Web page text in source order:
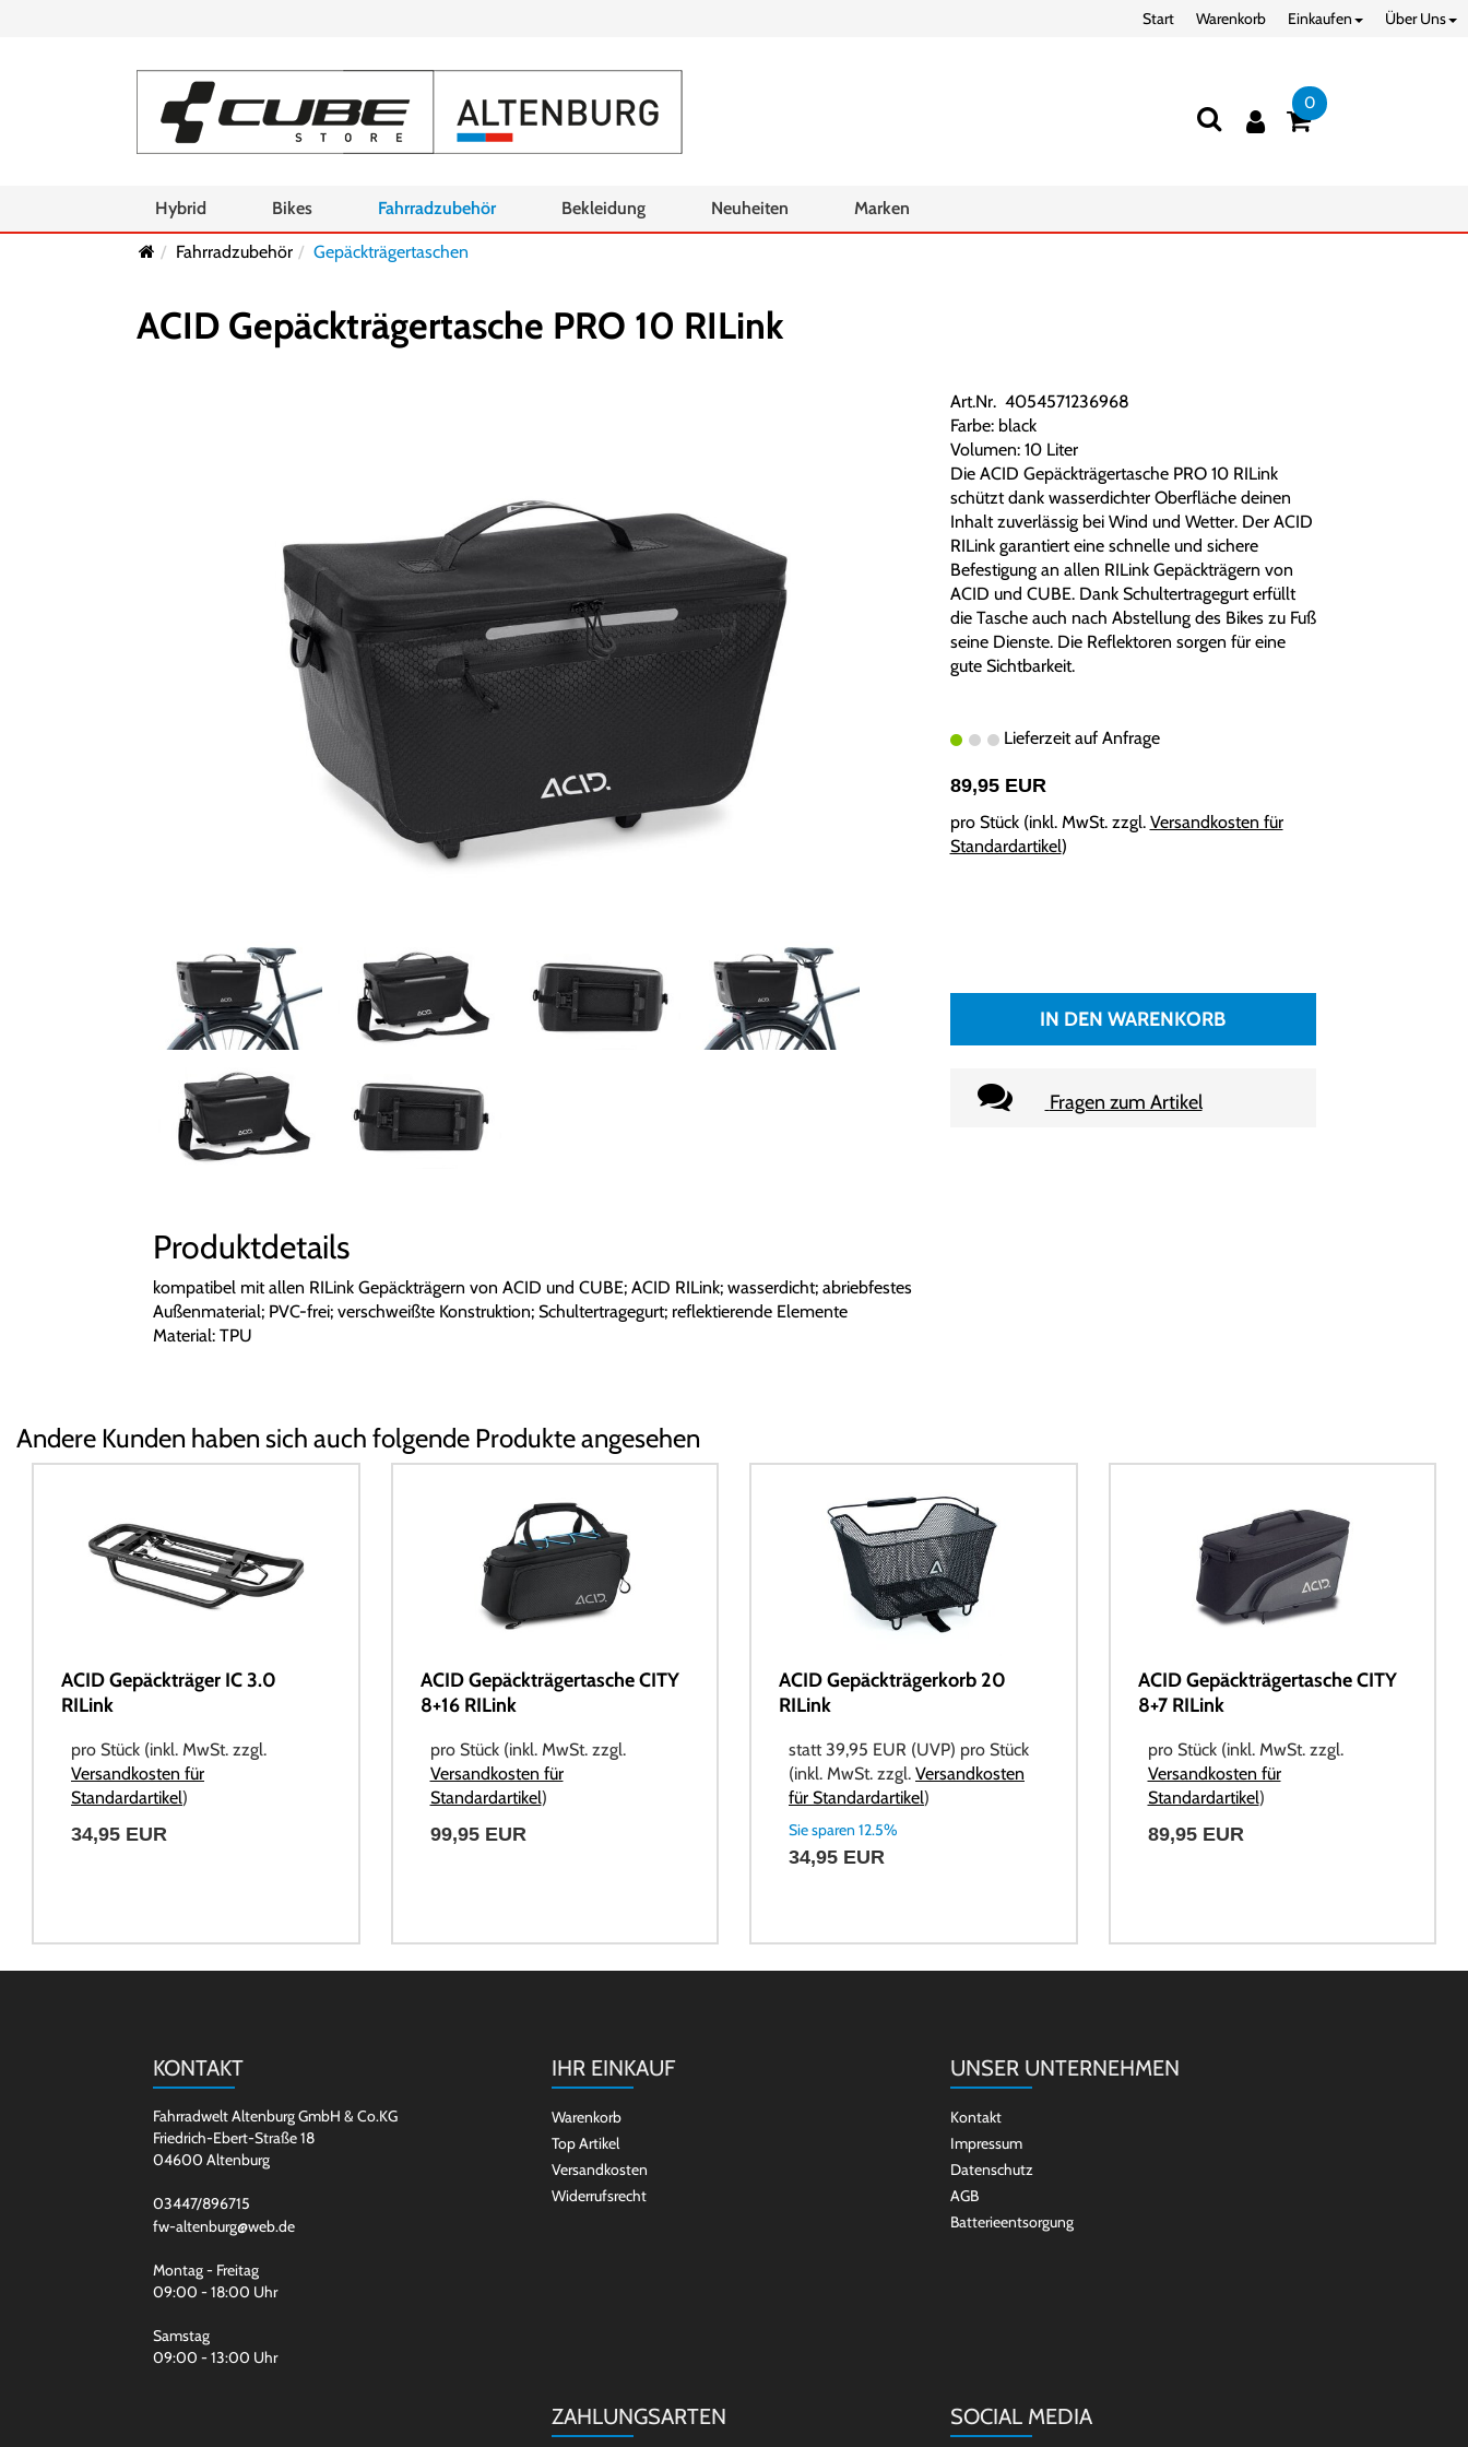
Start Warenkorb Einkaufen Über Uns
0
Hybrid Bikes Fahrradzubehör Bekleidung Neuheiten Marken
Fahrradzubehör Gepäckträgertaschen
ACID Gepäckträgertasche PRO 10 RILink
Produktdetails
kompatibel mit allen RILink Gepäckträgern von ACID und CUBE; ACID RILink; wasserdicht; abriebfestes
Außenmaterial; PVC-frei; verschweißte Konstruktion; Schultertragegurt; reflektierende Elemente
Material: TPU
Art.Nr. 4054571236968
Farbe: black
Volumen: 10 Liter
Die ACID Gepäckträgertasche PRO 10 RILink
schützt dank wasserdichter Oberfläche deinen
Inhalt zuverlässig bei Wind und Wetter. Der ACID
RILink garantiert eine schnelle und sichere
Befestigung an allen RILink Gepäckträgern von
ACID und CUBE. Dank Schultertragegurt erfüllt
die Tasche auch nach Abstellung des Bikes zu Fuß
seine Dienste. Die Reflektoren sorgen für eine
gute Sichtbarkeit.
Lieferzeit auf Anfrage
89,95 EUR
pro Stück (inkl. MwSt. zzgl. Versandkosten für
Standardartikel)
IN DEN WARENKORB
Fragen zum Artikel
Andere Kunden haben sich auch folgende Produkte angesehen
ACID Gepäckträger IC 3.0
RILink
pro Stück (inkl. MwSt. zzgl.
Versandkosten für
Standardartikel)
34,95 EUR
ACID Gepäckträgertasche CITY
8+16 RILink
pro Stück (inkl. MwSt. zzgl.
Versandkosten für
Standardartikel)
99,95 EUR
ACID Gepäckträgerkorb 20
RILink
statt39,95 EUR (UVP) pro Stück
(inkl. MwSt. zzgl. Versandkosten
für Standardartikel)
Sie sparen 12.5%
34,95 EUR
ACID Gepäckträgertasche CITY
8+7 RILink
pro Stück (inkl. MwSt. zzgl.
Versandkosten für
Standardartikel)
89,95 EUR
KONTAKT
Fahrradwelt Altenburg GmbH & Co.KG
Friedrich-Ebert-Straße 18
04600 Altenburg
03447/896715
fw-altenburg@web.de
Montag - Freitag
09:00 - 18:00 Uhr
Samstag
09:00 - 13:00 Uhr
IHR EINKAUF
Warenkorb
Top Artikel
Versandkosten
Widerrufsrecht
UNSER UNTERNEHMEN
Kontakt
Impressum
Datenschutz
AGB
Batterieentsorgung
ZAHLUNGSARTEN SOCIAL MEDIA